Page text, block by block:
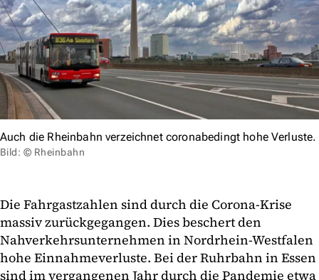
Auch die Rheinbahn verzeichnet coronabedingt hohe Verluste.
Bild: © Rheinbahn
Die Fahrgastzahlen sind durch die Corona-Krise
massiv zurückgegangen. Dies beschert den
Nahverkehrsunternehmen in Nordrhein-Westfalen
hohe Einnahmeverluste. Bei der Ruhrbahn in Essen
sind im vergangenen Jahr durch die Pandemie etwa